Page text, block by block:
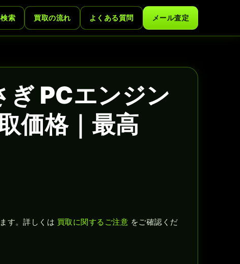
索 買取の流れ よくある質問 メール査定
ぎ PCエンジン
価格｜最高
す。詳しくは 買取に関するご注意 をご確認くだ